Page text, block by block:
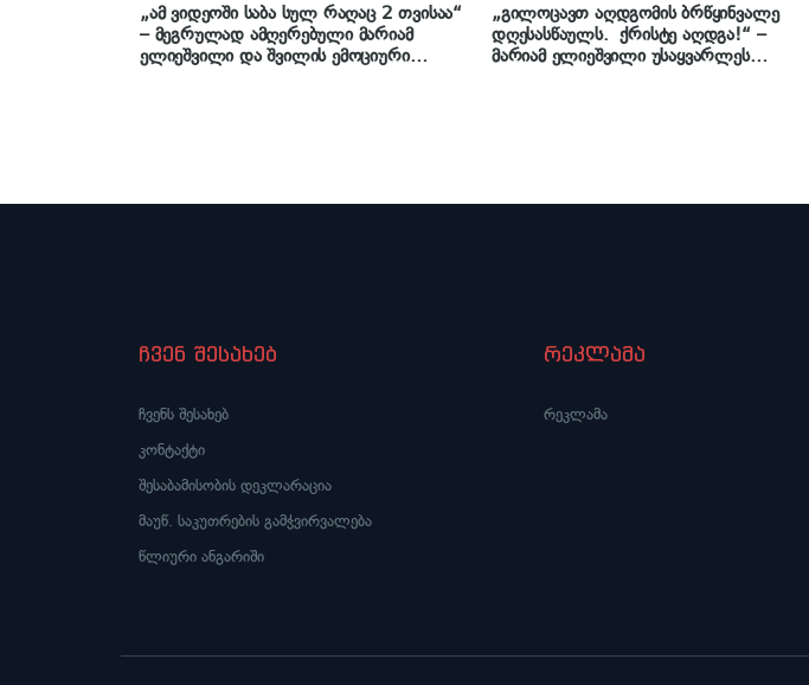
„ამ ვიდეოში საბა სულ რაღაც 2 თვისაა“
– მეგრულად ამღერებული მარიამ
ელიეშვილი და შვილის ემოციური
„გილოცავთ აღდგომის ბრწყინვალე
დღესასწაულს. ქრისტე აღდგა!“ –
მარიამ ელიეშვილი უსაყვარლეს
ჩვენ შესახებ
ჩვენს შესახებ
კონტაქტი
შესაბამისობის დეკლარაცია
მაუწ. საკუთრების გამჭვირვალება
წლიური ანგარიში
რეკლამა
რეკლამა